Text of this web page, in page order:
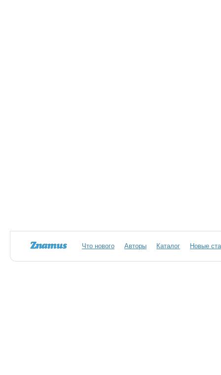
Что нового Авторы Каталог Новые